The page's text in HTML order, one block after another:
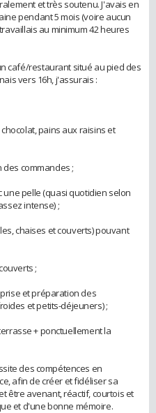
et très soutenu. J'avais en
pendant 5 mois (voire aucun
au minimum 42 heures
café/restaurant situé au pied des
vers 16h, j'assurais :
pains aux raisins et
des commandes ;
pelle (quasi quotidien selon
intense) ;
chaises et couverts) pouvant
;
et préparation des
et petits-déjeuners) ;
+ ponctuellement la
des compétences en
afin de créer et fidéliser sa
être avenant, réactif, courtois et
et d'une bonne mémoire.